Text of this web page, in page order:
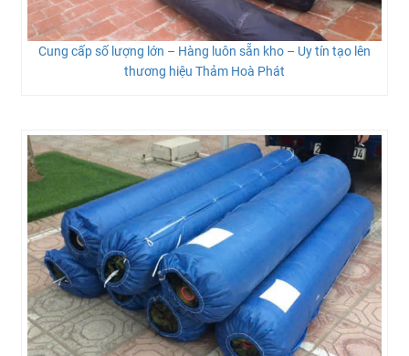
Cung cấp số lượng lớn – Hàng luôn sẵn kho – Uy tín tạo lên
thương hiệu Thảm Hoà Phát